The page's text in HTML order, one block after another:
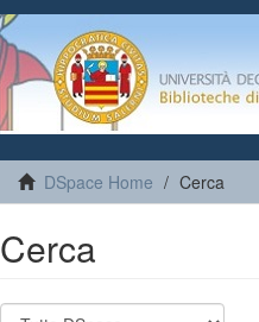
DSpace Home Cerca
Cerca